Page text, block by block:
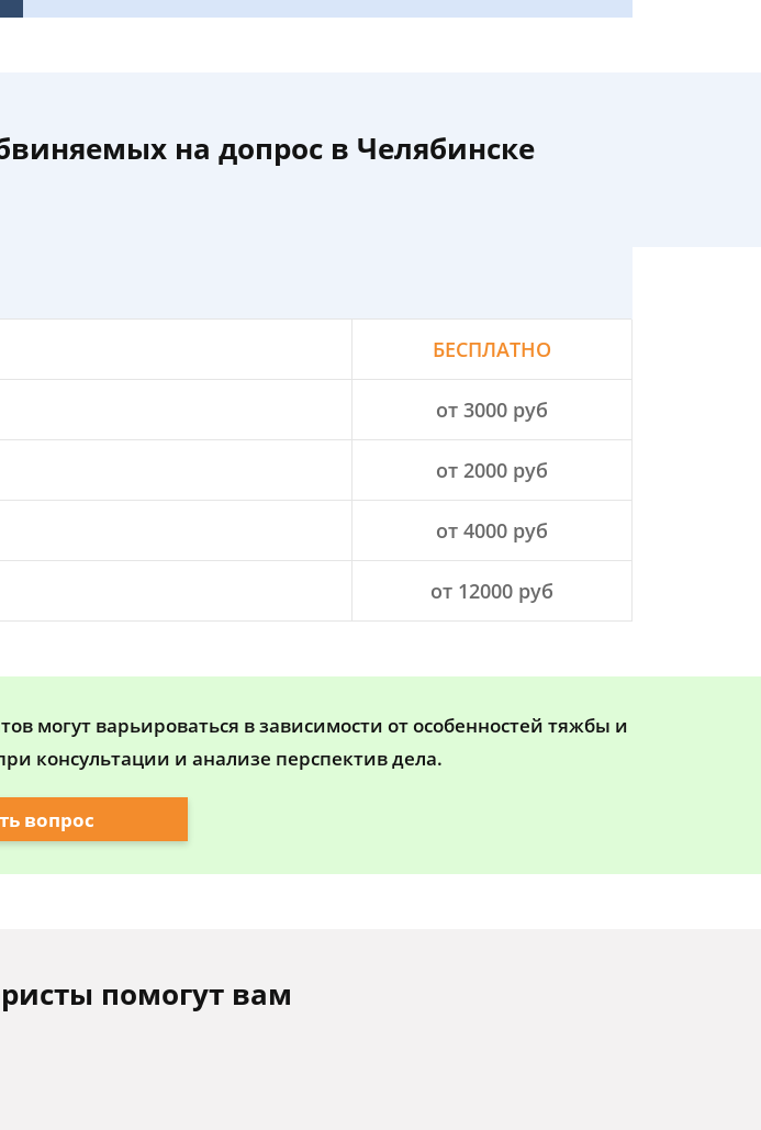
на допрос в Челябинске
БЕСПЛАТНО
от 3000 руб
от 2000 руб
от 4000 руб
от 12000 руб
могут варьироваться в зависимости от особенностей тяжбы и
консультации и анализе перспектив дела.
вопрос
помогут вам